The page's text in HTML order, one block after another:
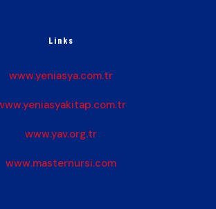
Links
www.yeniasya.com.tr
www.yav.org.tr
www.masternursi.com